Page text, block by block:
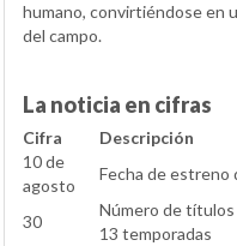
humano, convirtiéndose en
del campo.
La noticia en cifras
Cifra
Descripción
10 de
agosto
Fecha de estreno
30
Número de
13 temporadas